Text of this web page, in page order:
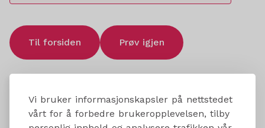
Vi bruker informasjonskapsler på nettstedet
vårt for å forbedre brukeropplevelsen, tilby
Til forsiden Prøv igjen